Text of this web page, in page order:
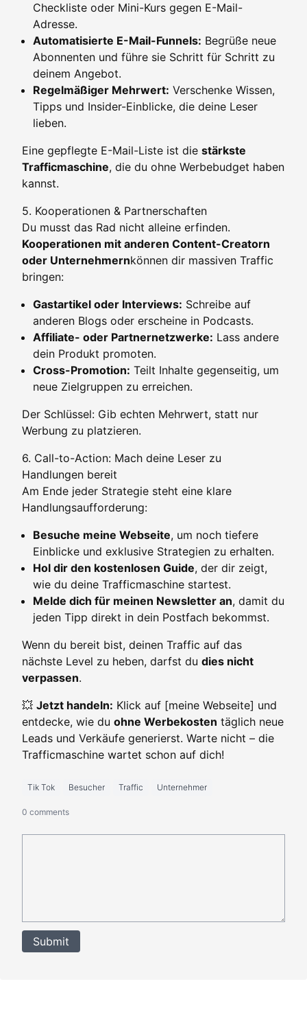
Checkliste oder Mini-Kurs gegen E-Mail-
Adresse.
Automatisierte E-Mail-Funnels: Begrüße neue
Abonnenten und führe sie Schritt für Schritt zu
deinem Angebot.
Regelmäßiger Mehrwert: Verschenke Wissen,
Tipps und Insider-Einblicke, die deine Leser
lieben.
Eine gepflegte E-Mail-Liste ist die stärkste
Trafficmaschine, die du ohne Werbebudget haben
kannst.
5. Kooperationen & Partnerschaften
Du musst das Rad nicht alleine erfinden.
Kooperationen mit anderen Content-Creatorn
oder Unternehmernkönnen dir massiven Traffic
bringen:
Gastartikel oder Interviews: Schreibe auf
anderen Blogs oder erscheine in Podcasts.
Affiliate- oder Partnernetzwerke: Lass andere
dein Produkt promoten.
Cross-Promotion: Teilt Inhalte gegenseitig, um
neue Zielgruppen zu erreichen.
Der Schlüssel: Gib echten Mehrwert, statt nur
Werbung zu platzieren.
6. Call-to-Action: Mach deine Leser zu
Handlungen bereit
Am Ende jeder Strategie steht eine klare
Handlungsaufforderung:
Besuche meine Webseite, um noch tiefere
Einblicke und exklusive Strategien zu erhalten.
Hol dir den kostenlosen Guide, der dir zeigt,
wie du deine Trafficmaschine startest.
Melde dich für meinen Newsletter an, damit du
jeden Tipp direkt in dein Postfach bekommst.
Wenn du bereit bist, deinen Traffic auf das
nächste Level zu heben, darfst du dies nicht
verpassen.
💥 Jetzt handeln: Klick auf [meine Webseite] und
entdecke, wie du ohne Werbekosten täglich neue
Leads und Verkäufe generierst. Warte nicht – die
Trafficmaschine wartet schon auf dich!
Tik Tok Besucher Traffic Unternehmer
0 comments
Submit